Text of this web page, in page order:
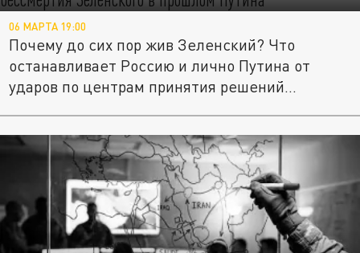
06 МАРТА 19:00
Почему до сих пор жив Зеленский? Что
останавливает Россию и лично Путина от
ударов по центрам принятия решений...